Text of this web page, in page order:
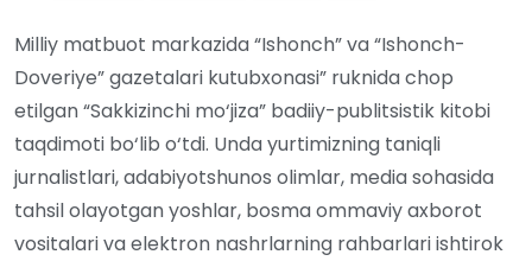
Milliy matbuot markazida “Ishonch” va “Ishonch-
Doveriye” gazetalari kutubxonasi” ruknida chop
etilgan “Sakkizinchi mo‘jiza” badiiy-publitsistik kitobi
taqdimoti bo‘lib o‘tdi. Unda yurtimizning taniqli
jurnalistlari, adabiyotshunos olimlar, media sohasida
tahsil olayotgan yoshlar, bosma ommaviy axborot
vositalari va elektron nashrlarning rahbarlari ishtirok